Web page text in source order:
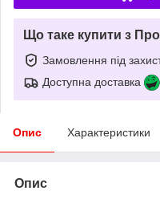
Що таке купити з
Замовлення під
Доступна доставка
Опис Характеристики
Опис